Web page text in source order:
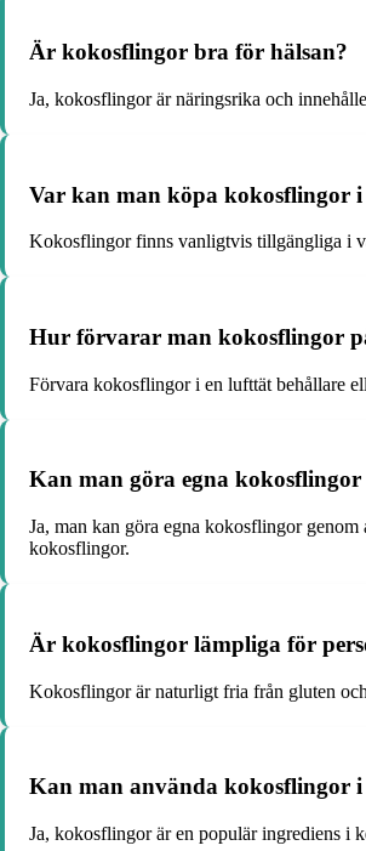
Är kokosflingor bra för hälsan?
Ja, kokosflingor är näringsrika och
Var kan man köpa kokosflingor i
Kokosflingor finns vanligtvis tillgängliga i
Hur förvarar man kokosflingor
Förvara kokosflingor i en lufttät behållare
Kan man göra egna kokosflingor
Ja, man kan göra egna kokosflingor
kokosflingor.
Är kokosflingor lämpliga för
Kokosflingor är naturligt fria från gluten
Kan man använda kokosflingor i
Ja, kokosflingor är en populär ingrediens i